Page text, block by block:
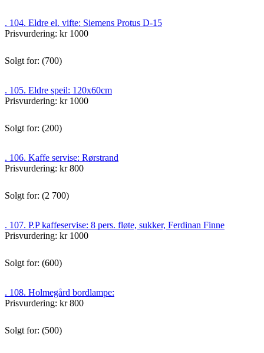
. 104. Eldre el. vifte: Siemens Protus D-15
Prisvurdering: kr 1000
Solgt for: (700)
. 105. Eldre speil: 120x60cm
Prisvurdering: kr 1000
Solgt for: (200)
. 106. Kaffe servise: Rørstrand
Prisvurdering: kr 800
Solgt for: (2 700)
. 107. P.P kaffeservise: 8 pers. fløte, sukker, Ferdinan Finne
Prisvurdering: kr 1000
Solgt for: (600)
. 108. Holmegård bordlampe:
Prisvurdering: kr 800
Solgt for: (500)